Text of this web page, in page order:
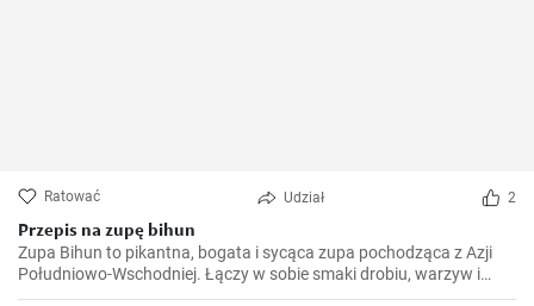
Ratować Udział 2
Przepis na zupę bihun
Zupa Bihun to pikantna, bogata i sycąca zupa pochodząca z Azji
Południowo-Wschodniej. Łączy w sobie smaki drobiu, warzyw i
makaronu ryżowego w jednym garnku. Przygotowujemy ją w domu